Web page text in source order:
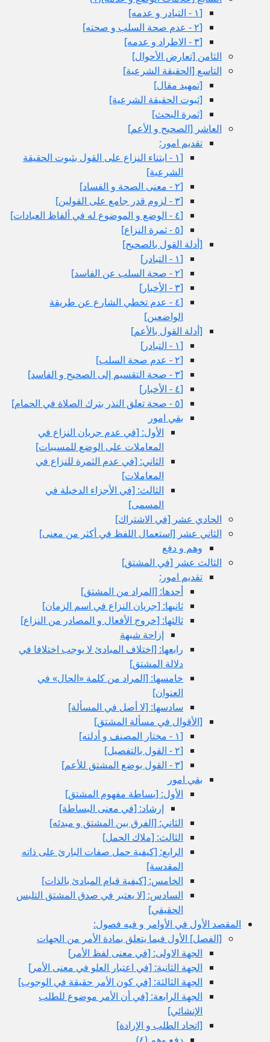
[١ - التبادر و عدمه‏]
[٢ - عدم صحة السلب و صحته‏]
[٣ - الاطراد و عدمه‏]
الثامن‏ [تعارض الأحوال‏]
التاسع‏ [الحقيقة الشرعية]
[تمهيد مقال‏]
[ثبوت الحقيقة الشرعية]
[ثمرة البحث‏]
العاشر [الصحيح و الأعم‏]
تقديم امور:
[١ - ابتناء النزاع على القول بثبوت الحقيقة
الشرعية]
[٢ - معنى الصحة و الفساد]
[٣ - لزوم قدر جامع على القولين‏]
[٤ - الوضع و الموضوع له في ألفاظ العبادات‏]
[٥ - ثمرة النزاع‏]
[أدلة القول بالصحيح‏]
[١ - التبادر]
[٢ - صحة السلب عن الفاسد]
[٣ - الأخبار]
[٤ - عدم تخطي الشارع عن طريقة
الواضعين‏]
[أدلة القول بالأعم‏]
[١ - التبادر]
[٢ - عدم صحة السلب‏]
[٣ - صحة التقسيم إلى الصحيح و الفاسد]
[٤ - الأخبار]
[٥ - صحة تعلق النذر بترك الصلاة في الحمام‏]
بقي امور
الأول: [في عدم جريان النزاع في
المعاملات على الوضع للمسببات‏]
الثاني: [في عدم الثمرة للنزاع في
المعاملات‏]
الثالث: [في الأجزاء الدخيلة في
المسمى‏]
الحادي عشر [في الاشتراك‏]
الثاني عشر [استعمال اللفظ في أكثر من معنى‏]
وهم و دفع
الثالث عشر [في المشتق‏]
تقديم امور:
أحدها: [المراد من المشتق‏]
ثانيها: [جريان النزاع في اسم الزمان‏]
ثالثها: [خروج الأفعال و المصادر من النزاع‏]
إزاحة شبهة
رابعها: [اختلاف المبادئ لا يوجب اختلافا في
دلالة المشتق‏]
خامسها: [المراد من كلمة «الحال» في
العنوان‏]
سادسها: [لا أصل في المسألة]
[الأقوال في مسألة المشتق‏]
[١ - مختار المصنف و أدلته‏]
[٢ - القول بالتفصيل‏]
[٣ - القول بوضع المشتق للأعم‏]
بقي امور
الأول: [بساطة مفهوم المشتق‏]
إرشاد: [في معنى البساطة]
الثاني: [الفرق بين المشتق و مبدئه‏]
الثالث: [ملاك الحمل‏]
الرابع: [كيفية حمل صفات البارئ على ذاته
المقدسة]
الخامس: [كيفية قيام المبادئ بالذات‏]
السادس: [لا يعتبر في صدق المشتق التلبس
الحقيقي‏]
المقصد الأول في الأوامر و فيه فصول:
[الفصل‏] الأول فيما يتعلق بمادة الأمر من الجهات
الجهة الاولى: [في معنى لفظ الأمر]
الجهة الثانية: [في اعتبار العلو في معنى الأمر]
الجهة الثالثة: [في كون الأمر حقيقة في الوجوب‏]
الجهة الرابعة: [في أن الأمر موضوع للطلب
الإنشائي‏]
[اتحاد الطلب و الإرادة]